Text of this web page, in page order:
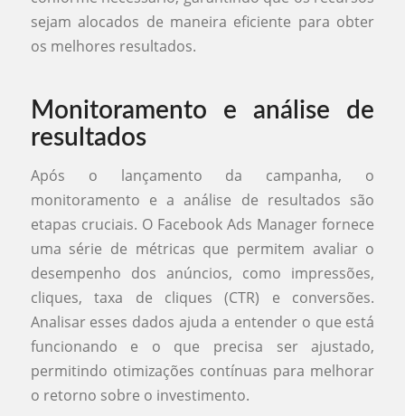
sejam alocados de maneira eficiente para obter
os melhores resultados.
Monitoramento e análise de
resultados
Após o lançamento da campanha, o
monitoramento e a análise de resultados são
etapas cruciais. O Facebook Ads Manager fornece
uma série de métricas que permitem avaliar o
desempenho dos anúncios, como impressões,
cliques, taxa de cliques (CTR) e conversões.
Analisar esses dados ajuda a entender o que está
funcionando e o que precisa ser ajustado,
permitindo otimizações contínuas para melhorar
o retorno sobre o investimento.